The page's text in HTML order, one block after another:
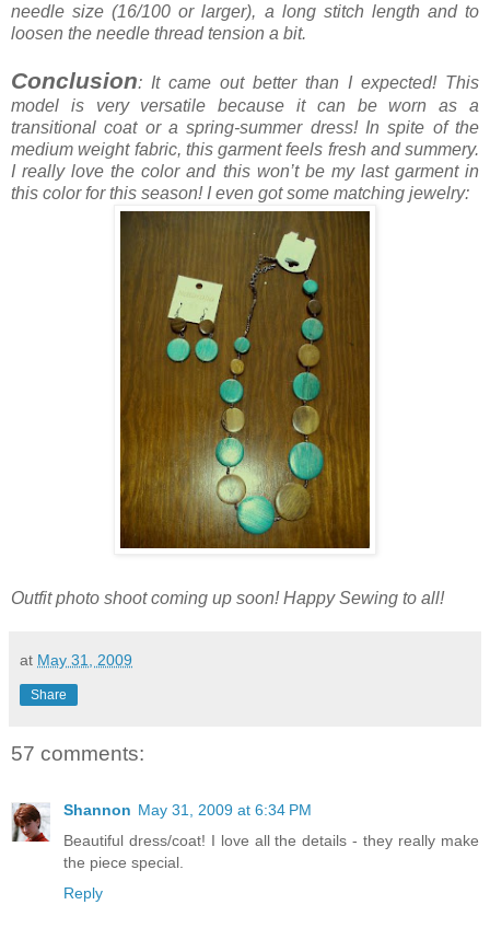
needle size (16/100 or larger), a long stitch length and to
loosen the needle thread tension a bit.
Conclusion: It came out better than I expected! This
model is very versatile because it can be worn as a
transitional coat or a spring-summer dress! In spite of the
medium weight fabric, this garment feels fresh and summery.
I really love the color and this won’t be my last garment in
this color for this season! I even got some matching jewelry:
Outfit photo shoot coming up soon! Happy Sewing to all!
at May 31, 2009
Share
57 comments:
Shannon May 31, 2009 at 6:34 PM
Beautiful dress/coat! I love all the details - they really make
the piece special.
Reply